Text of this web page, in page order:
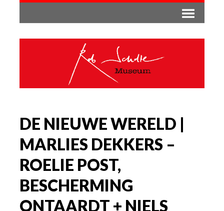
DE NIEUWE WERELD |
MARLIES DEKKERS –
ROELIE POST,
BESCHERMING
ONTAARDT + NIELS